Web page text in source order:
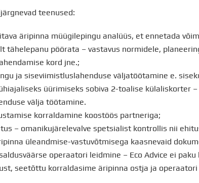
teenused:
äripinna müügilepingu analüüs, et ennetada
tähelepanu pöörata – vastavus normidele,
kord jne.;
ja siseviimistluslahenduse väljatöötamine e.
üürimiseks sobiva 2-toalise külaliskorter
välja töötamine.
korraldamine koostöös partneriga;
– omanikujärelevalve spetsialist kontrollis nii
üleandmise-vastuvõtmisega kaasnevaid
operaatori leidmine – Eco Advice ei
seetõttu korraldasime äripinna ostja ja